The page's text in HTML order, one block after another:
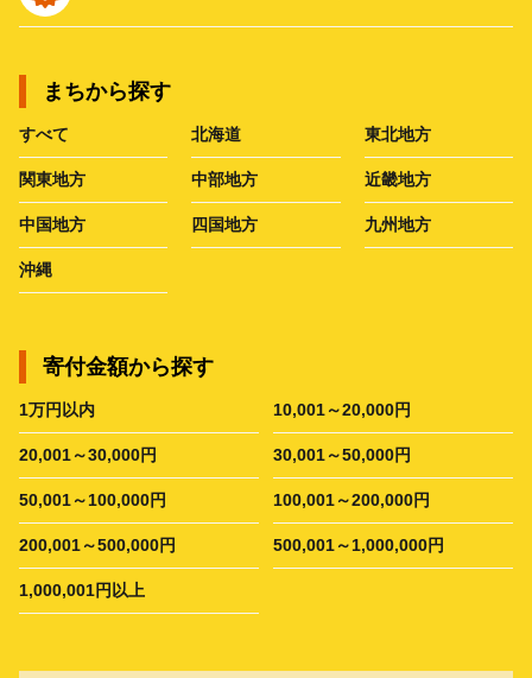
まちから探す
すべて 北海道 東北地方
関東地方 中部地方 近畿地方
中国地方 四国地方 九州地方
沖縄
寄付金額から探す
1万円以内 10,001～20,000円
20,001～30,000円 30,001～50,000円
50,001～100,000円 100,001～200,000円
200,001～500,000円 500,001～1,000,000円
1,000,001円以上